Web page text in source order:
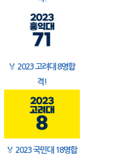
🏅 2023 고려대 8명합
격!
🏅 2023 국민대 18명합